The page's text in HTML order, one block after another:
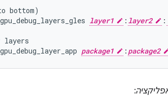
bottom)
gpu_debug_layers_gles layer1 : layer2 :
layers
gpu_debug_layer_app package1 : package2
: